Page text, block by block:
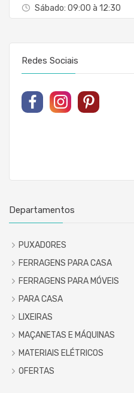
Sábado: 09:00 à 12:30
Redes Sociais
Departamentos
PUXADORES
FERRAGENS PARA CASA
FERRAGENS PARA MÓVEIS
PARA CASA
LIXEIRAS
MAÇANETAS E MÁQUINAS
MATERIAIS ELÉTRICOS
OFERTAS